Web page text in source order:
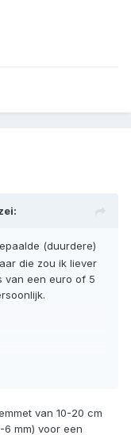
(duurdere)
die zou ik liever
van een euro of 5
van 10-20 cm
mm) voor een